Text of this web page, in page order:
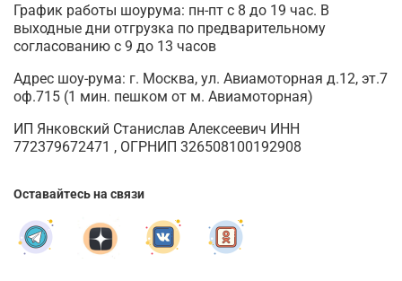
График работы шоурума: пн-пт с 8 до 19 час. В
выходные дни отгрузка по предварительному
согласованию с 9 до 13 часов
Адрес шоу-рума: г. Москва, ул. Авиамоторная д.12, эт.7
оф.715 (1 мин. пешком от м. Авиамоторная)
ИП Янковский Станислав Алексеевич ИНН
772379672471 , ОГРНИП 326508100192908
Оставайтесь на связи